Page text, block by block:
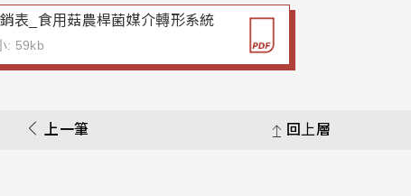
表_食用菇農桿菌媒介轉形系統
: 59kb
上一筆 回上層